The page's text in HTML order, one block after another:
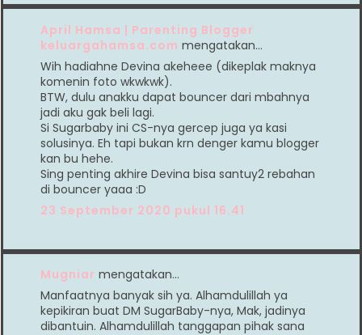
April Hamsa | Parenting Blogger
keluargahamsa.com mengatakan…
Wih hadiahne Devina akeheee (dikeplak maknya
komenin foto wkwkwk).
BTW, dulu anakku dapat bouncer dari mbahnya
jadi aku gak beli lagi.
Si Sugarbaby ini CS-nya gercep juga ya kasi
solusinya. Eh tapi bukan krn denger kamu blogger
kan bu hehe.
Sing penting akhire Devina bisa santuy2 rebahan
di bouncer yaaa :D
23 September 2020 pukul 16.41
Mugniar mengatakan…
Manfaatnya banyak sih ya. Alhamdulillah ya
kepikiran buat DM SugarBaby-nya, Mak, jadinya
dibantuin. Alhamdulillah tanggapan pihak sana